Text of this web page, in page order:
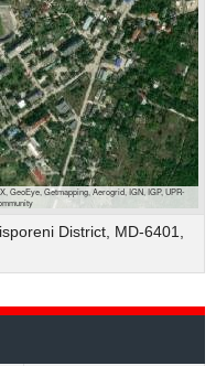
Getmapping, Aerogrid, IGN, IGP, UPR-
District, MD-6401,